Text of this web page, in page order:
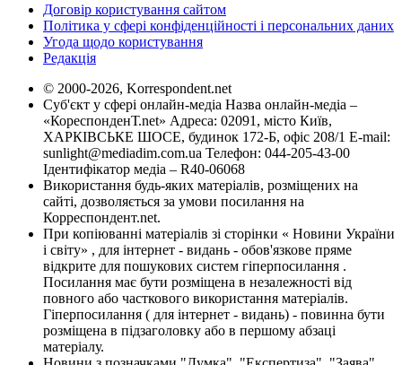
Договір користування сайтом
Політика у сфері конфіденційності і персональних даних
Угода щодо користування
Редакція
© 2000-2026, Korrespondent.net
Суб'єкт у сфері онлайн-медіа Назва онлайн-медіа –
«КореспонденТ.net» Адреса: 02091, місто Київ,
ХАРКІВСЬКЕ ШОСЕ, будинок 172-Б, офіс 208/1 E-mail:
sunlight@mediadim.com.ua Телефон: 044-205-43-00
Ідентифікатор медіа – R40-06068
Використання будь-яких матеріалів, розміщених на
сайті, дозволяється за умови посилання на
Корреспондент.net.
При копіюванні матеріалів зі сторінки « Новини України
і світу» , для інтернет - видань - обов'язкове пряме
відкрите для пошукових систем гіперпосилання .
Посилання має бути розміщена в незалежності від
повного або часткового використання матеріалів.
Гіперпосилання ( для інтернет - видань) - повинна бути
розміщена в підзаголовку або в першому абзаці
матеріалу.